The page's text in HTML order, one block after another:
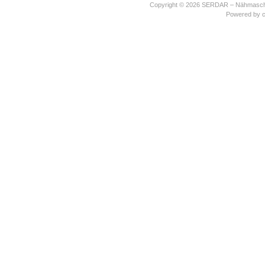
Copyright © 2026 SERDAR –
Powered by